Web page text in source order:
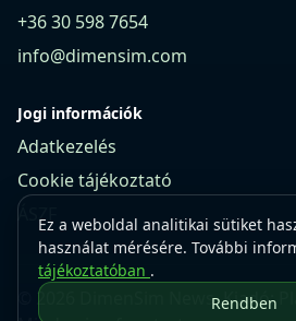
Ez a weboldal analitikai sütiket
használat mérésére. További
tájékoztatóban .
Rendben
+36 30 598 7654
info@dimensim.com
Jogi információk
Adatkezelés
Cookie tájékoztató
ÁSZF
© 2026 DimenSim News. Kiadó: